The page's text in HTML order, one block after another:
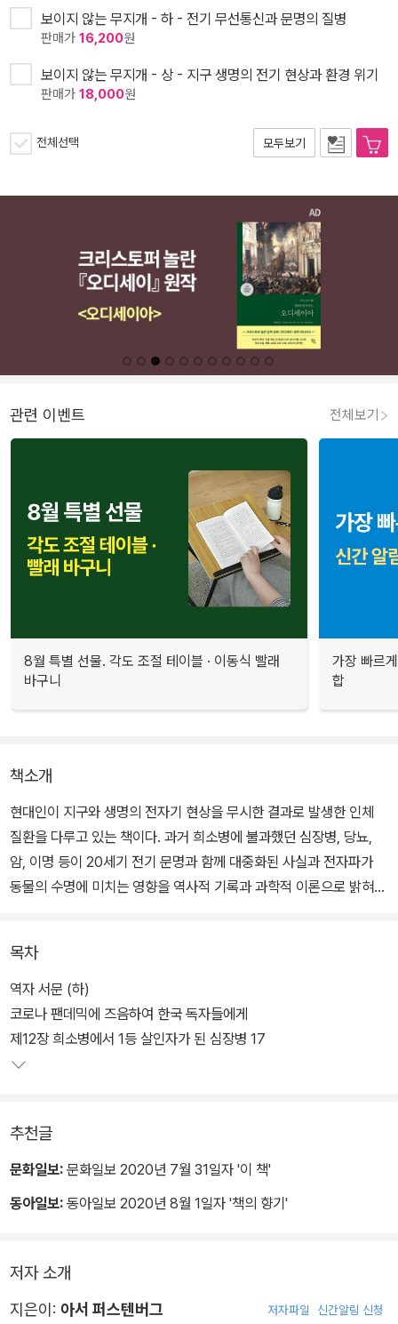
보이지 않는 무지개 - 하 - 전기 무선통신과 문명의 질병
판매가 16,200원
보이지 않는 무지개 - 상 - 지구 생명의 전기 현상과 환경 위기
판매가 18,000원
전체선택 모두보기
관련 이벤트 전체보기
8월 특별 선물. 각도 조절 테이블 · 이동식 빨래
바구니
가장 빠르
합
책소개
현대인이 지구와 생명의 전자기 현상을 무시한 결과로 발생한 인체
질환을 다루고 있는 책이다. 과거 희소병에 불과했던 심장병, 당뇨,
암, 이명 등이 20세기 전기 문명과 함께 대중화된 사실과 전자파가
동물의 수명에 미치는 영향을 역사적 기록과 과학적 이론으로 밝혀내
수백 년에 걸쳐 세계 곳곳에 남겨진 방대한 자료를 찾아서 참고문헌
으로 정리하고 이를 바탕으로 책의 내용 하나하나를 검증해나가고 있
다. 여기서 밝혀진 많은 사실들은 그동안 당연한 질병으로 알았던 우
리를 무척 놀라게 한다. 저자는 5G 스마트폰, 인공위성, 초고속 무선
인터넷 등으로 인해 미래 사회에서 일어날 거대한 지구 전자기 환경
2판에 추가된 신체적 성장과정 동안 휴대전화를 처음으로 사용한 밀
레니얼 세대의 충격적인 건강 악화와 세계 모든 곳에 초고속 인터넷
장 교란은 우리 모두 주시해야 할 내용이다.
목차
역자 서문 (하)
코로나 팬데믹에 즈음하여 한국 독자들에게
제12장 희소병에서 1등 살인자가 된 심장병 17
추천글
문화일보: 문화일보 2020년 7월 31일자 '이 책'
동아일보: 동아일보 2020년 8월 1일자 '책의 향기'
저자 소개
지은이: 아서 퍼스텐버그 저자파일 신간알림 신청